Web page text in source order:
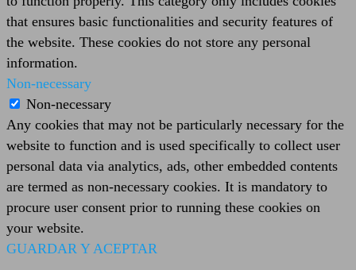
that ensures basic functionalities and security features of
the website. These cookies do not store any personal
information.
Non-necessary
Non-necessary
Any cookies that may not be particularly necessary for the
website to function and is used specifically to collect user
personal data via analytics, ads, other embedded contents
are termed as non-necessary cookies. It is mandatory to
procure user consent prior to running these cookies on
your website.
GUARDAR Y ACEPTAR